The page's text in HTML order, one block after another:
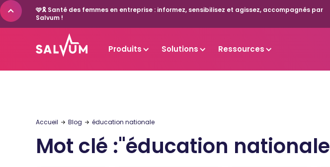
🩷🎗️ Santé des femmes en entreprise : informez, sensibilisez et agissez, accompagnés par
Salvum !
Produits Solutions Ressources
Accueil Blog éducation nationale
Mot clé :"éducation nationale